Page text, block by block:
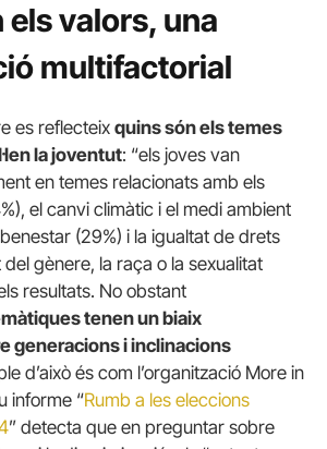
els valors, una
multifactorial
es reflecteix quins són els temes
la joventut: “els joves van
en temes relacionats amb els
el canvi climàtic i el medi ambient
(29%) i la igualtat de drets
gènere, la raça o la sexualitat
resultats. No obstant
tenen un biaix
generacions i inclinacions
d’això és com l’organització More in
informe “Rumb a les eleccions
” detecta que en preguntar sobre